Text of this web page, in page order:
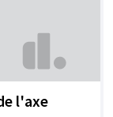
l'axe